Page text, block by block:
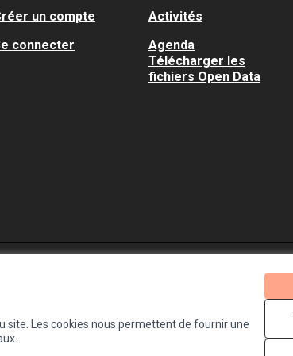
site. Les cookies nous permettent de fournir une
un compte
connecter
Activités
Agenda
Télécharger les
fichiers Open Data